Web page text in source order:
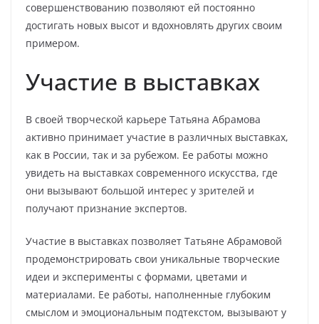
совершенствованию позволяют ей постоянно
достигать новых высот и вдохновлять других своим
примером.
Участие в выставках
В своей творческой карьере Татьяна Абрамова
активно принимает участие в различных выставках,
как в России, так и за рубежом. Ее работы можно
увидеть на выставках современного искусства, где
они вызывают большой интерес у зрителей и
получают признание экспертов.
Участие в выставках позволяет Татьяне Абрамовой
продемонстрировать свои уникальные творческие
идеи и эксперименты с формами, цветами и
материалами. Ее работы, наполненные глубоким
смыслом и эмоциональным подтекстом, вызывают у